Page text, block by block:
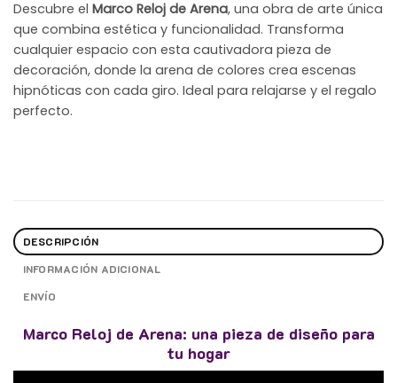
Descubre el Marco Reloj de Arena, una obra de arte única
que combina estética y funcionalidad. Transforma
cualquier espacio con esta cautivadora pieza de
decoración, donde la arena de colores crea escenas
hipnóticas con cada giro. Ideal para relajarse y el regalo
perfecto.
DESCRIPCIÓN
INFORMACIÓN ADICIONAL
ENVÍO
Marco Reloj de Arena: una pieza de diseño para
tu hogar